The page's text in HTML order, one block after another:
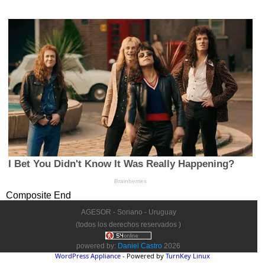
Composite End
AGESOR - Soriano - Uruguay
(todos los derechos reservados )
powered by: Daniel Castro 2026
WordPress Appliance- Powered byTurnKey Linux